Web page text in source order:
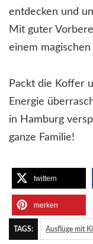
entdecken und
Mit guter
einem magischen
Packt die Koffer
Energie
in Hamburg
ganze Familie!
twittern
merken
TAGS: Ausflüge mit